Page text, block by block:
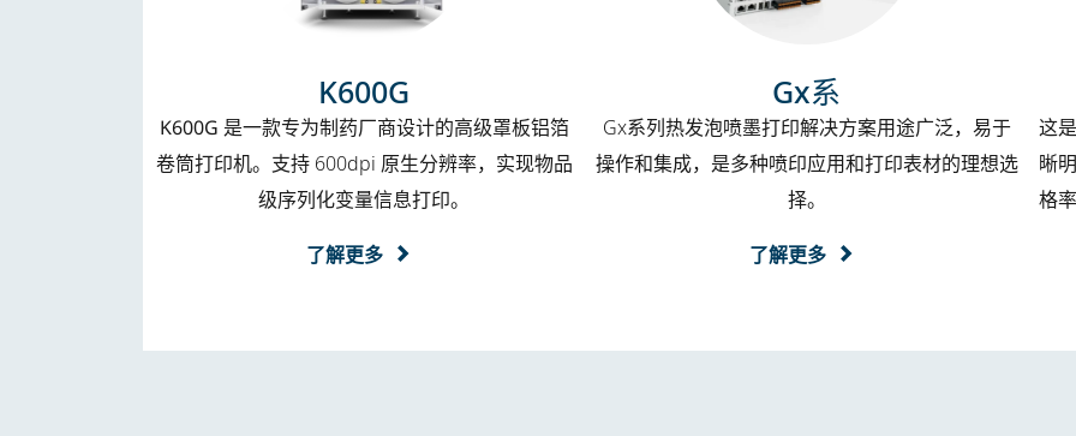
K600G
K600G 是一款专为制药厂商设计的高级罩板铝箔
卷筒打印机。支持 600dpi 原生分辨率，实现物品
级序列化变量信息打印。
了解更多
Gx系
Gx系列热发泡喷墨打印解决方案用途广泛，易于
操作和集成，是多种喷印应用和打印表材的理想选
择。
了解更多
这
晰
格